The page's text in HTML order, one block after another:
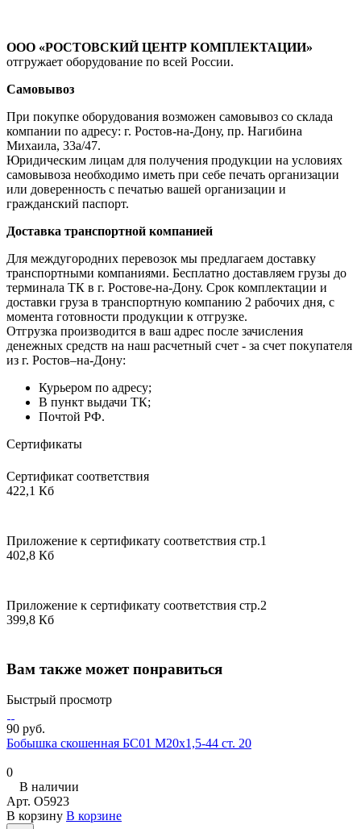
ООО «РОСТОВСКИЙ ЦЕНТР КОМПЛЕКТАЦИИ»
отгружает оборудование по всей России.
Самовывоз
При покупке оборудования возможен самовывоз со склада
компании по адресу: г. Ростов-на-Дону, пр. Нагибина
Михаила, 33а/47.
Юридическим лицам для получения продукции на условиях
самовывоза необходимо иметь при себе печать организации
или доверенность с печатью вашей организации и
гражданский паспорт.
Доставка транспортной компанией
Для междугородних перевозок мы предлагаем доставку
транспортными компаниями. Бесплатно доставляем грузы до
терминала ТК в г. Ростове-на-Дону. Срок комплектации и
доставки груза в транспортную компанию 2 рабочих дня, с
момента готовности продукции к отгрузке.
Отгрузка производится в ваш адрес после зачисления
денежных средств на наш расчетный счет - за счет покупателя
из г. Ростов–на-Дону:
Курьером по адресу;
В пункт выдачи ТК;
Почтой РФ.
Сертификаты
Сертификат соответствия
422,1 Кб
Приложение к сертификату соответствия стр.1
402,8 Кб
Приложение к сертификату соответствия стр.2
399,8 Кб
Вам также может понравиться
Быстрый просмотр
90 руб.
Бобышка скошенная БС01 М20х1,5-44 ст. 20
0
В наличии
Арт. O5923
В корзину В корзине